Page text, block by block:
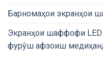
Барномаҳои экранҳои
Экранҳои шаффофи
фурӯш афзоиш